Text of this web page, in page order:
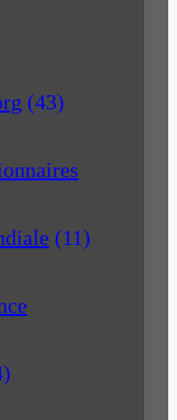
(43)
(11)